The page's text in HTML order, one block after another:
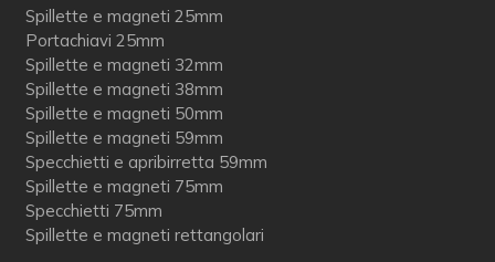
Spillette e magneti 25mm
Portachiavi 25mm
Spillette e magneti 32mm
Spillette e magneti 38mm
Spillette e magneti 50mm
Spillette e magneti 59mm
Specchietti e apribirretta 59mm
Spillette e magneti 75mm
Specchietti 75mm
Spillette e magneti rettangolari